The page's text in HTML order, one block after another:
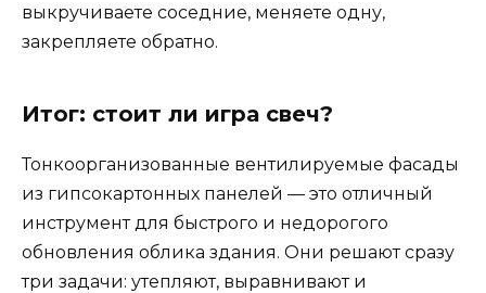
выкручиваете соседние, меняете одну,
закрепляете обратно.
Итог: стоит ли игра свеч?
Тонкоорганизованные вентилируемые фасады
из гипсокартонных панелей — это отличный
инструмент для быстрого и недорогого
обновления облика здания. Они решают сразу
три задачи: утепляют, выравнивают и